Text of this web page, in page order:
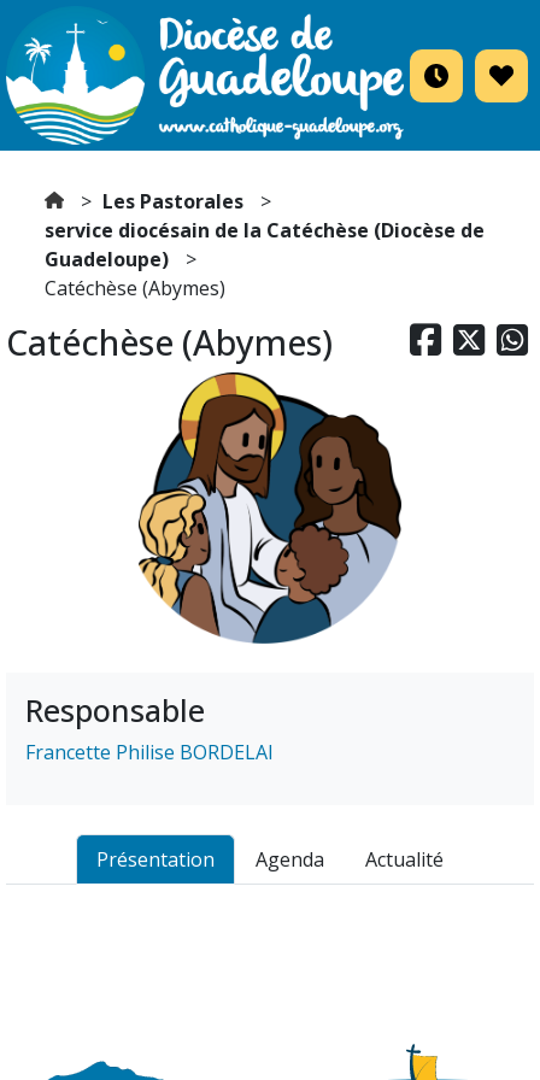
Les Pastorales
service diocésain de la Catéchèse (Diocèse de
Guadeloupe)
Catéchèse (Abymes)
  
Catéchèse (Abymes)
Responsable
Francette Philise BORDELAI
Présentation Agenda Actualité